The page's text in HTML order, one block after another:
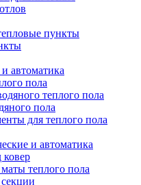
пункты
автоматика
пола
теплого пола
пола
для теплого пола
и автоматика
ковер
теплого пола